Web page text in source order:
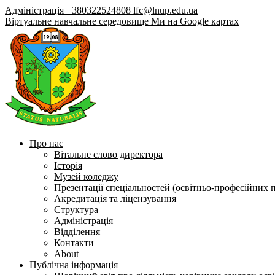
Адміністрація +380322524808 lfc@lnup.edu.ua
Віртуальне навчальне середовище Ми на Google картах
Про нас
Вітальне слово директора
Історія
Музей коледжу
Презентації спеціальностей (освітньо-професійних
Акредитація та ліцензування
Структура
Адміністрація
Відділення
Контакти
About
Публічна інформація